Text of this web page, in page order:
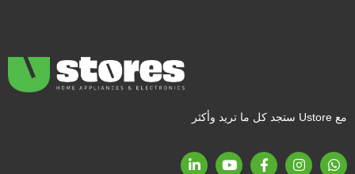
مع Ustore ستجد كل ما تريد وأكثر